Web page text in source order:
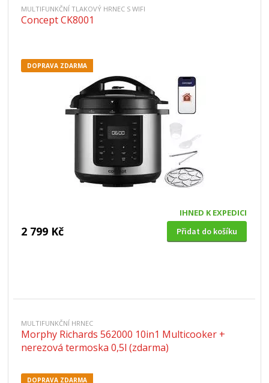
MULTIFUNKČNÍ TLAKOVÝ HRNEC S WIFI
Concept CK8001
DOPRAVA ZDARMA
IHNED K EXPEDICI
2 799 Kč Přidat do košíku
MULTIFUNKČNÍ HRNEC
Morphy Richards 562000 10in1 Multicooker +
nerezová termoska 0,5l (zdarma)
DOPRAVA ZDARMA